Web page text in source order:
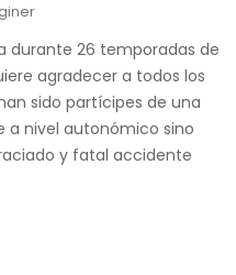
durante 26 temporadas de
agradecer a todos los
sido partícipes de una
a nivel autonómico sino
y fatal accidente